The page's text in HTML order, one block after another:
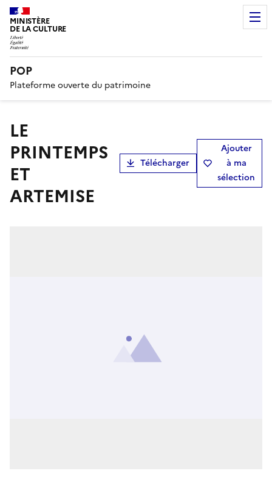
MINISTÈRE
DE LA CULTURE
POP
Plateforme ouverte du patrimoine
LE
PRINTEMPS
ET
ARTEMISE
Télécharger
Ajouter
à ma
sélection